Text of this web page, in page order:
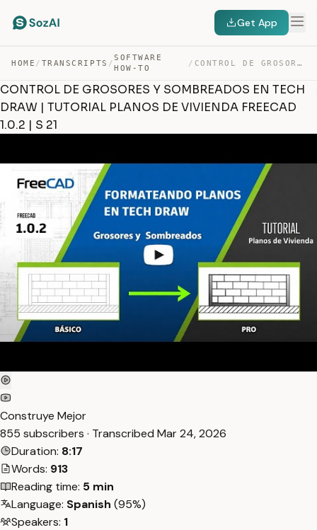
Get App
HOME / TRANSCRIPTS /
SOFTWARE
HOW-TO
/ CONTROL DE GROSORES Y SOMBREADOS EN TECH DRAW | TUTORIA… — TRANSCRIPT
CONTROL DE GROSORES Y SOMBREADOS EN TECH
DRAW | TUTORIAL PLANOS DE VIVIENDA FREECAD
1.0.2 | S 21
Construye Mejor
855 subscribers · Transcribed Mar 24, 2026
Duration: 8:17
Words: 913
Reading time: 5 min
Language: Spanish (95%)
Speakers: 1